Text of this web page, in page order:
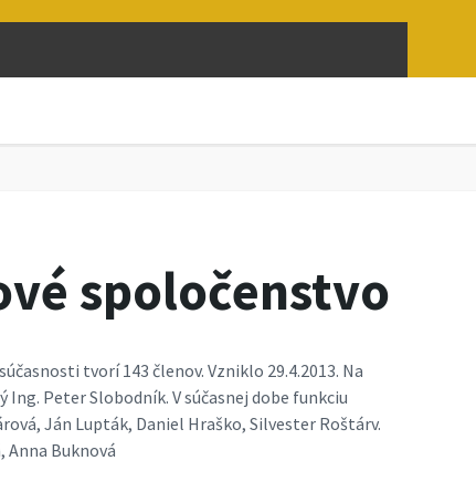
spoločenstvo
tvorí 143 členov. Vzniklo 29.4.2013. Na
Peter Slobodník. V súčasnej dobe funkciu
Ján Lupták, Daniel Hraško, Silvester Roštárv.
Anna Buknová